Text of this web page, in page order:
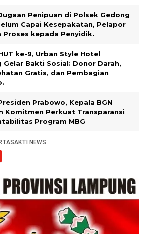
Penipuan di Polsek Gedong
Capai Kesepakatan, Pelapor
Proses kepada Penyidik.
ke-9, Urban Style Hotel
Gelar Bakti Sosial: Donor Darah,
Gratis, dan Pembagian
Prabowo, Kepala BGN
Komitmen Perkuat Transparansi
Program MBG